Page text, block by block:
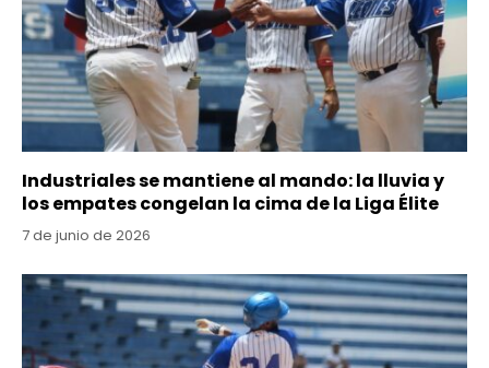
Industriales se mantiene al mando: la lluvia y
los empates congelan la cima de la Liga Élite
7 de junio de 2026